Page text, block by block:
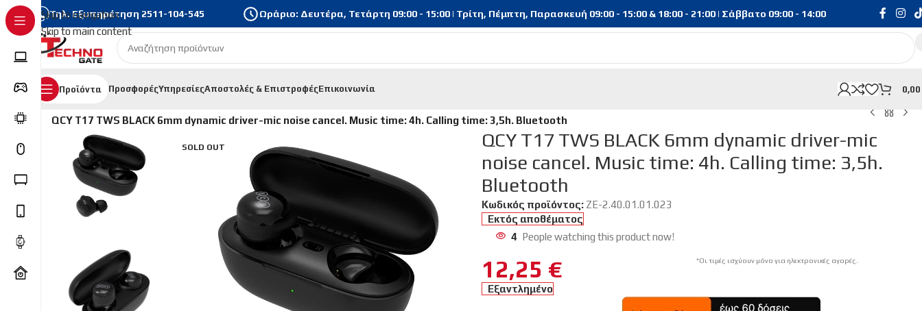
Skip to navigation
Skip to main content
Ακολουθήστε μας :
Τηλ. Εξυπηρέτηση 2511-104-545 Ωράριο: Δευτέρα, Τετάρτη 09:00 - 15:00 | Τρίτη, Πέμπτη, Παρασκευή 09:00 - 15:00 & 18:00 - 21:00 | Σάββατο 09:00 - 14:00
Προϊόντα ΠροσφορέςΥπηρεσίεςΑποστολές & ΕπιστροφέςΕπικοινωνία 0,00
Αρχική σελίδα
QCY T17 TWS BLACK 6mm dynamic driver-mic noise cancel. Music time: 4h. Calling time: 3,5h. Bluetooth
SOLD OUT
QCY T17 TWS BLACK 6mm dynamic driver-mic
noise cancel. Music time: 4h. Calling time: 3,5h.
Bluetooth
Κωδικός προϊόντος: ZE-2.40.01.01.023
Εκτός αποθέματος
4 People watching this product now!
12,25 € *Οι τιμές ισχύουν μόνο για ηλεκτρονικές αγορές.
Εξαντλημένο